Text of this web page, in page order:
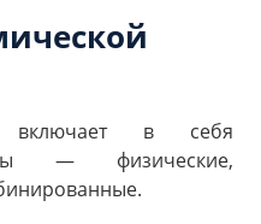
включает в себя
— физические,